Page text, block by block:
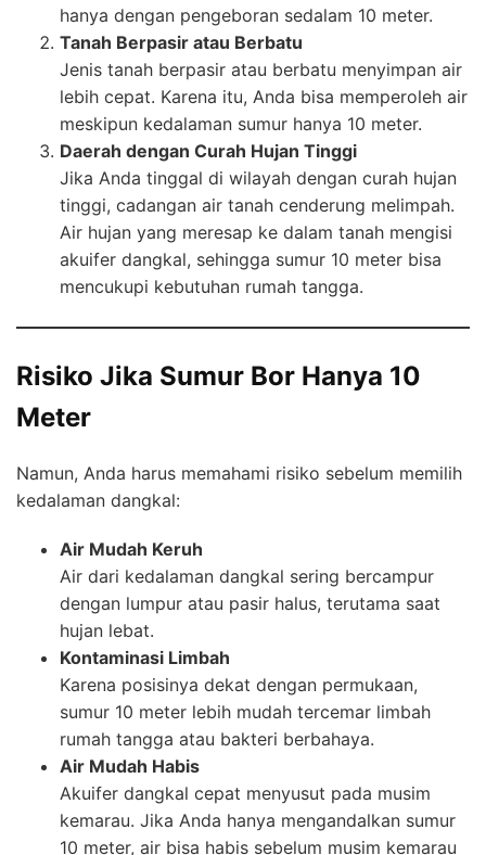
hanya dengan pengeboran sedalam 10 meter.
Tanah Berpasir atau Berbatu
Jenis tanah berpasir atau berbatu menyimpan air
lebih cepat. Karena itu, Anda bisa memperoleh air
meskipun kedalaman sumur hanya 10 meter.
Daerah dengan Curah Hujan Tinggi
Jika Anda tinggal di wilayah dengan curah hujan
tinggi, cadangan air tanah cenderung melimpah.
Air hujan yang meresap ke dalam tanah mengisi
akuifer dangkal, sehingga sumur 10 meter bisa
mencukupi kebutuhan rumah tangga.
Risiko Jika Sumur Bor Hanya 10
Meter
Namun, Anda harus memahami risiko sebelum memilih
kedalaman dangkal:
Air Mudah Keruh
Air dari kedalaman dangkal sering bercampur
dengan lumpur atau pasir halus, terutama saat
hujan lebat.
Kontaminasi Limbah
Karena posisinya dekat dengan permukaan,
sumur 10 meter lebih mudah tercemar limbah
rumah tangga atau bakteri berbahaya.
Air Mudah Habis
Akuifer dangkal cepat menyusut pada musim
kemarau. Jika Anda hanya mengandalkan sumur
10 meter, air bisa habis sebelum musim kemarau